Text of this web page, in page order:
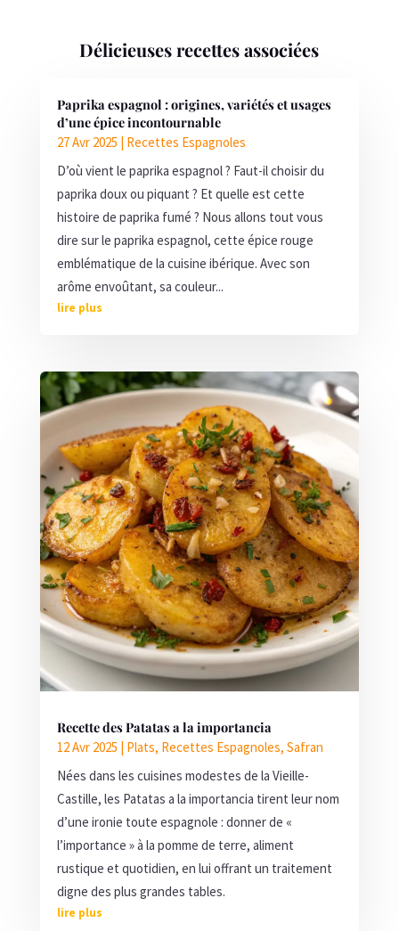
Délicieuses recettes associées
Paprika espagnol : origines, variétés et usages
d’une épice incontournable
27 Avr 2025 | Recettes Espagnoles
D’où vient le paprika espagnol ? Faut-il choisir du
paprika doux ou piquant ? Et quelle est cette
histoire de paprika fumé ? Nous allons tout vous
dire sur le paprika espagnol, cette épice rouge
emblématique de la cuisine ibérique. Avec son
arôme envoûtant, sa couleur...
lire plus
Recette des Patatas a la importancia
12 Avr 2025 Plats, Recettes Espagnoles, Safran
Nées dans les cuisines modestes de la Vieille-
Castille, les Patatas a la importancia tirent leur nom
d’une ironie toute espagnole : donner de «
l’importance » à la pomme de terre, aliment
rustique et quotidien, en lui offrant un traitement
digne des plus grandes tables.
lire plus